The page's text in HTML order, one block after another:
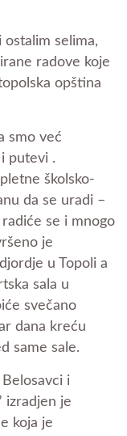
selima,
radove koje
opština
smo već
putevi .
školsko-
da se uradi –
se i mnogo
je
u Topoli a
sala u
svečano
dana kreću
same sale.
i
izradjen je
koja je